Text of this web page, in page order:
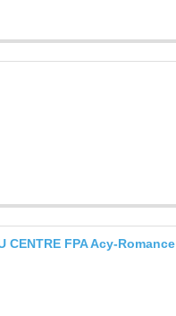
CENTRE FPA Acy-Romance